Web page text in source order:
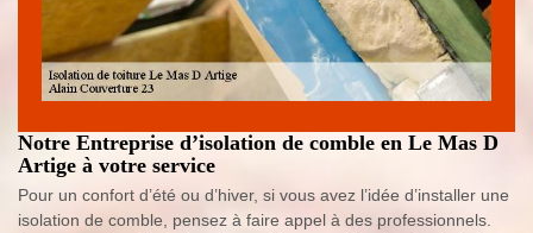
Notre Entreprise d’isolation de comble en Le Mas D
Artige à votre service
Pour un confort d’été ou d’hiver, si vous avez l’idée d’installer une
isolation de comble, pensez à faire appel à des professionnels.